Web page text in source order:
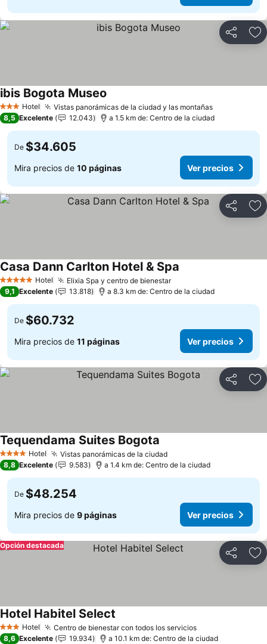
Compartir
3 Estrellas
Hotel Vistas panorámicas de la ciudad y las montañasVer precios
ibis Bogota Museo
8,5 Excelente 12.043 a 1.5 km de: Centro de la ciudad
De $34.605
Mira precios de 10 páginas Ver precios
Compartir
5 Estrellas Hotel Elixia Spa y centro de bienestarVer precios
Casa Dann Carlton Hotel & Spa
9,1 Excelente 13.818 a 8.3 km de: Centro de la ciudad
De $60.732
Mira precios de 11 páginas Ver precios
Compartir
4 EstrellasHotel Vistas panorámicas de la ciudadVer precios
Tequendama Suites Bogota
8,8 Excelente 9.583 a 1.4 km de: Centro de la ciudad
De $48.254
Mira precios de 9 páginas Ver precios
Compartir
Opción destacada
3 Estrellas
Hotel Centro de bienestar con todos los serviciosVer precios
Hotel Habitel Select
8,6 Excelente 19.934 a 10.1 km de: Centro de la ciudad